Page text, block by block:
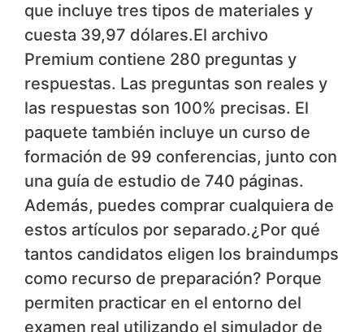
que incluye tres tipos de materiales y
cuesta 39,97 dólares.El archivo
Premium contiene 280 preguntas y
respuestas. Las preguntas son reales y
las respuestas son 100% precisas. El
paquete también incluye un curso de
formación de 99 conferencias, junto con
una guía de estudio de 740 páginas.
Además, puedes comprar cualquiera de
estos artículos por separado.¿Por qué
tantos candidatos eligen los braindumps
como recurso de preparación? Porque
permiten practicar en el entorno del
examen real utilizando el simulador de